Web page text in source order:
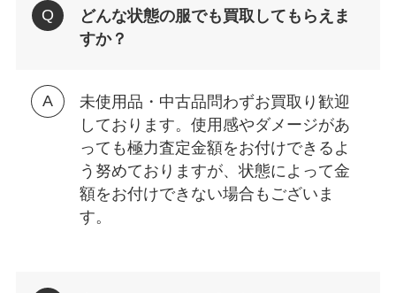
どんな状態の服でも買取してもらえま
すか？
未使用品・中古品問わずお買取り歓迎
しております。使用感やダメージがあ
っても極力査定金額をお付けできるよ
う努めておりますが、状態によって金
額をお付けできない場合もございま
す。